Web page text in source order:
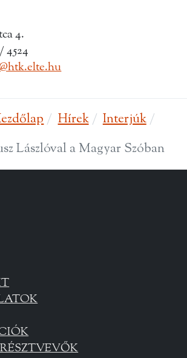
4.
4524
Hírek
Interjúk
Lászlóval a Magyar Szóban